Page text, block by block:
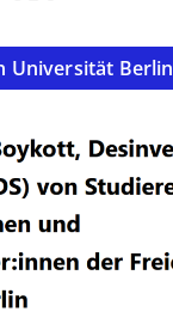
Universität Berlin